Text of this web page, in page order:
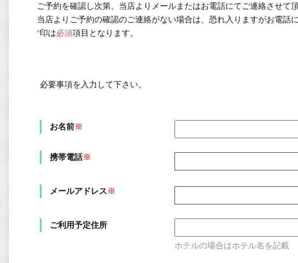
ご予約を確認し次第、当店よりメールまたはお電話にてご連絡させて
当店よりご予約の確認のご連絡がない場合は、恐れ入りますがお電話
*印は必須項目となります。
必要事項を入力して下さい。
お名前※
携帯電話※
メールアドレス※
ご利用予定住所
ホテルの場合はホテル名を記載